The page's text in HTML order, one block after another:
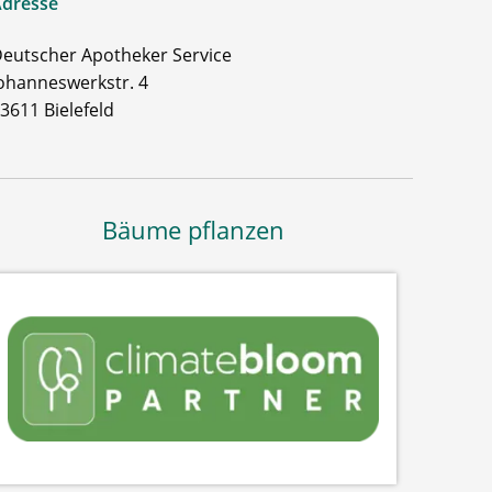
Apotheker Service
4
Bielefeld
Bäume pflanzen